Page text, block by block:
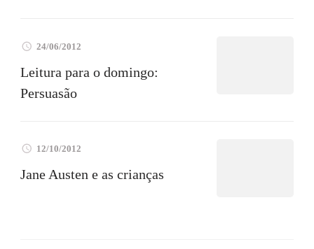
24/06/2012
Leitura para o domingo:
Persuasão
12/10/2012
Jane Austen e as crianças